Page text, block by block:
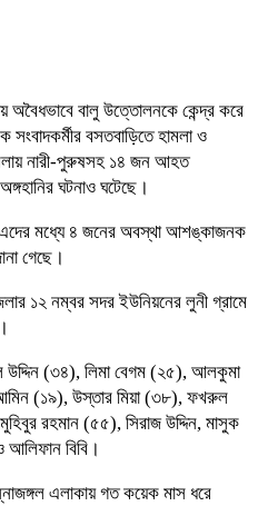
অবৈধভাবে বালু উত্তোলনকে কেন্দ্র করে
বসতবাড়িতে হামলা ও
নারী-পুরুষসহ ১৪ জন আহত
ঘটনাও ঘটেছে।
এদের মধ্যে ৪ জনের অবস্থা আশঙ্কাজনক
গেছে।
১২ নম্বর সদর ইউনিয়নের লুনী গ্রামে
(৩৪), লিমা বেগম (২৫), আলকুমা
(১৯), উস্তার মিয়া (৩৮), ফখরুল
রহমান (৫৫), সিরাজ উদ্দিন, মাসুক
বিবি।
এলাকায় গত কয়েক মাস ধরে